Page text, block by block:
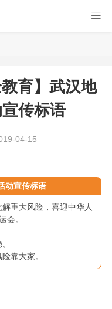
育】武汉地
传标语
04-15
动宣传标语
重大风险，喜迎中华人
会。
靠大家。